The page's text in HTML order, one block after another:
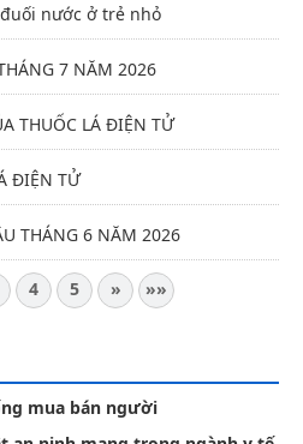
nước ở trẻ nhỏ
7 NĂM 2026
THUỐC LÁ ĐIỆN TỬ
ĐIỆN TỬ
THÁNG 6 NĂM 2026
4 5 » »»
mua bán người